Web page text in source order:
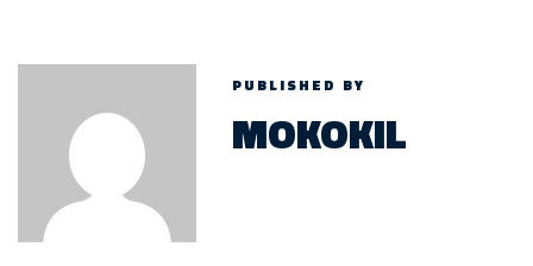
PUBLISHED BY
MOKOKIL